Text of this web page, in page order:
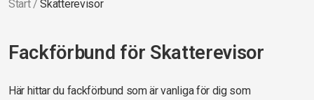
Start/Skatterevisor
Fackförbund för Skatterevisor
Här hittar du fackförbund som är vanliga för dig som